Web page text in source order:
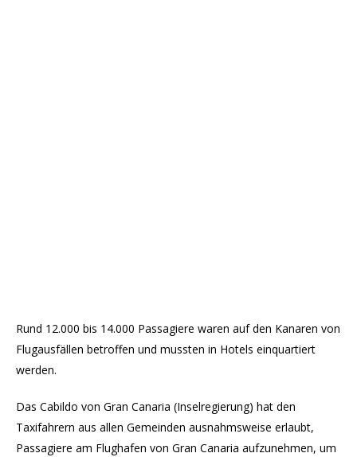
Rund 12.000 bis 14.000 Passagiere waren auf den Kanaren von
Flugausfällen betroffen und mussten in Hotels einquartiert
werden.
Das Cabildo von Gran Canaria (Inselregierung) hat den
Taxifahrern aus allen Gemeinden ausnahmsweise erlaubt,
Passagiere am Flughafen von Gran Canaria aufzunehmen, um